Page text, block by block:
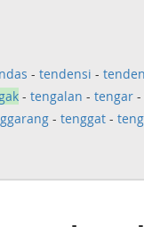
- tendensi -
- tengalan - tengar-
- tenggat-